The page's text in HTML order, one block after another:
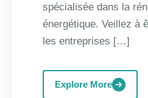
spécialisée dans la
énergétique. Veillez à
les entreprises […]
Explore More